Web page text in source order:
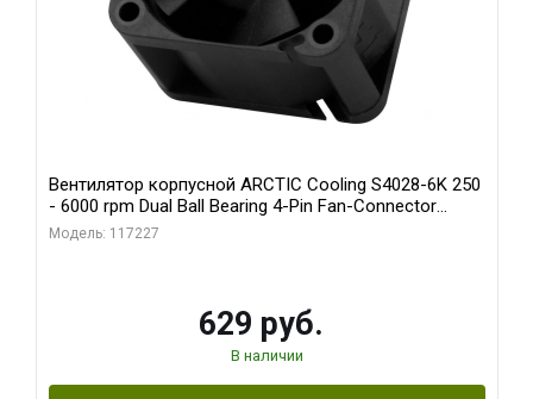
Вентилятор корпусной ARCTIC Cooling S4028-6K 250
- 6000 rpm Dual Ball Bearing 4-Pin Fan-Connector
(ACFAN00185A)
Модель: 117227
629 руб.
В наличии